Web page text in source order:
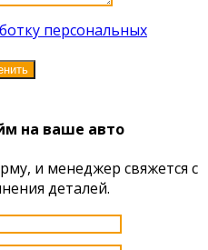
персональных
на ваше авто
и менеджер свяжется с
деталей.